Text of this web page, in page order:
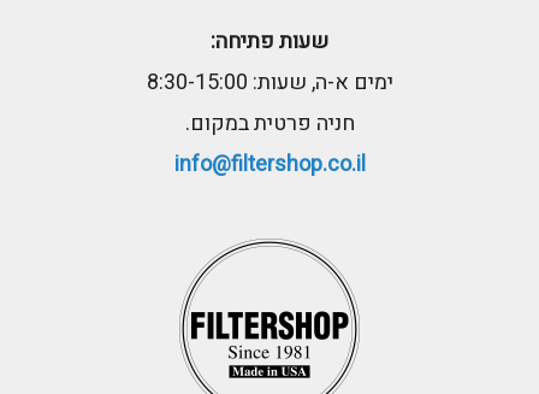
שעות פתיחה:
ימים א-ה, שעות: 8:30-15:00
חניה פרטית במקום.
info@filtershop.co.il